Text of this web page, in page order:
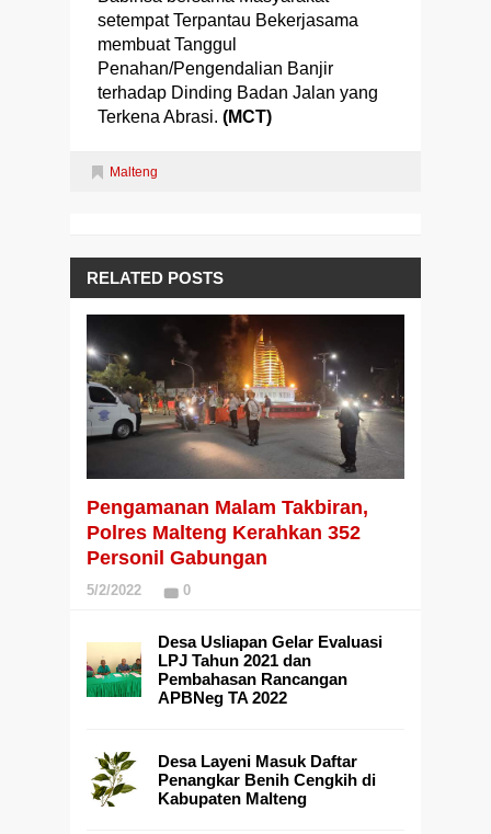
setempat Terpantau Bekerjasama
membuat Tanggul
Penahan/Pengendalian Banjir
terhadap Dinding Badan Jalan yang
Terkena Abrasi. (MCT)
Malteng
RELATED POSTS
Pengamanan Malam Takbiran,
Polres Malteng Kerahkan 352
Personil Gabungan
5/2/2022 0
Desa Usliapan Gelar Evaluasi
LPJ Tahun 2021 dan
Pembahasan Rancangan
APBNeg TA 2022
Desa Layeni Masuk Daftar
Penangkar Benih Cengkih di
Kabupaten Malteng